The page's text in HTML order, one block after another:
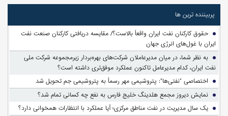
پربیننده ترین ها
حقوق کارکنان نفت ایران واقعاً بالاست؟/ مقایسه دریافتی کارکنان صنعت نفت
ایران با غول‌های انرژی جهان
به نظر شما، در میان مدیرعاملان شرکت‌های بهره‌بردار زیرمجموعه شرکت ملی
نفت ایران، کدام مدیرعامل تاکنون عملکرد موفق‌تری داشته است؟
اختصاصی "نفتی‌ها": پتروشیمی مهر رسماً به پتروشیمی جم تحویل شد
نمایش دیروز مجمع هلدینگ خلیج فارس به نفع چه کسانی تمام شد؟
یک سال مدیریت در نفت مناطق مرکزی؛ آیا عملکرد با انتظارات همخوانی دارد؟